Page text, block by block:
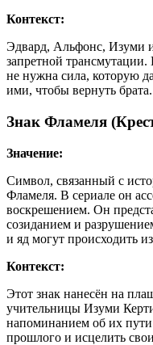
Контекст:
Эдвард, Альфонс, Изуми
запретной
не нужна сила, которую
ими, чтобы вернуть брата.
Знак Фламеля
Значение:
Символ, связанный с
Фламеля. В сериале он
воскрешением. Он
созиданием и
и яд могут происходить
Контекст:
Этот знак нанесён на
учительницы Изуми
напоминанием об их
прошлого и исцелить